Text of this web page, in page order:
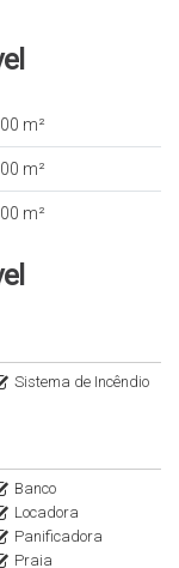
.00 m²
.00 m²
.00 m²
Sistema de Incêndio
Banco
Locadora
Panificadora
Praia